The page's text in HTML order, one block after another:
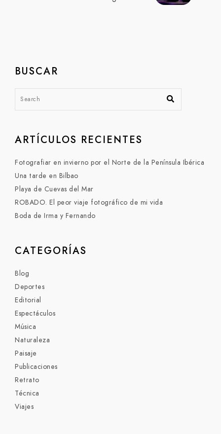
BUSCAR
ARTÍCULOS RECIENTES
Fotografiar en invierno por el Norte de la Península Ibérica
Una tarde en Bilbao
Playa de Cuevas del Mar
ROBADO. El peor viaje fotográfico de mi vida
Boda de Irma y Fernando
CATEGORÍAS
Blog
Deportes
Editorial
Espectáculos
Música
Naturaleza
Paisaje
Publicaciones
Retrato
Técnica
Viajes